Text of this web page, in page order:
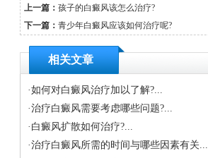
上一篇： 孩子的白癜风该怎么治疗?
下一篇： 青少年白癜风应该如何治疗呢?
相关文章
·如何对白癜风治疗加以了解?...
·治疗白癜风需要考虑哪些问题?...
· 白癜风扩散如何治疗?...
·治疗白癜风所需的时间与哪些因素有关...